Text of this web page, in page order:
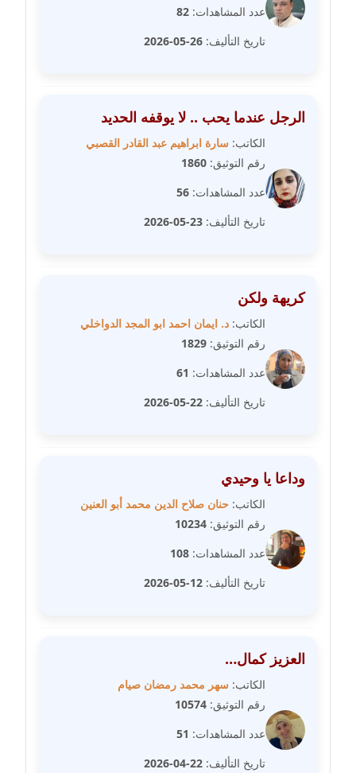
مدونة رانيا ثروت
عاملة
عاملة
مدونة رحاب منيعم
عاملة
عاملة
مدونة رشا كمال
عاملة
عاملة
مدونة رفعت عراقي
عاملة
مدونة رهام معلا
عاملة
مدونة زينات مطاوع
عاملة
مدونة زينب ابو الفضل
عاملة
عدد المشاهدات: 82
تاريخ التأليف: 26-05-2026
الرجل عندما يحب .. لا يوقفه الحديد
الكاتب: سارة ابراهيم عبد القادر القصبي
رقم التوثيق: 1860
عدد المشاهدات: 56
تاريخ التأليف: 23-05-2026
كريهة ولكن
الكاتب: د. ايمان احمد ابو المجد الدواخلي
رقم التوثيق: 1829
عدد المشاهدات: 61
تاريخ التأليف: 22-05-2026
وداعا يا وحيدي
الكاتب: حنان صلاح الدين محمد أبو العنين
رقم التوثيق: 10234
عدد المشاهدات: 108
تاريخ التأليف: 12-05-2026
العزيز كمال…
الكاتب: سهر محمد رمضان صيام
رقم التوثيق: 10574
عدد المشاهدات: 51
تاريخ التأليف: 22-04-2026